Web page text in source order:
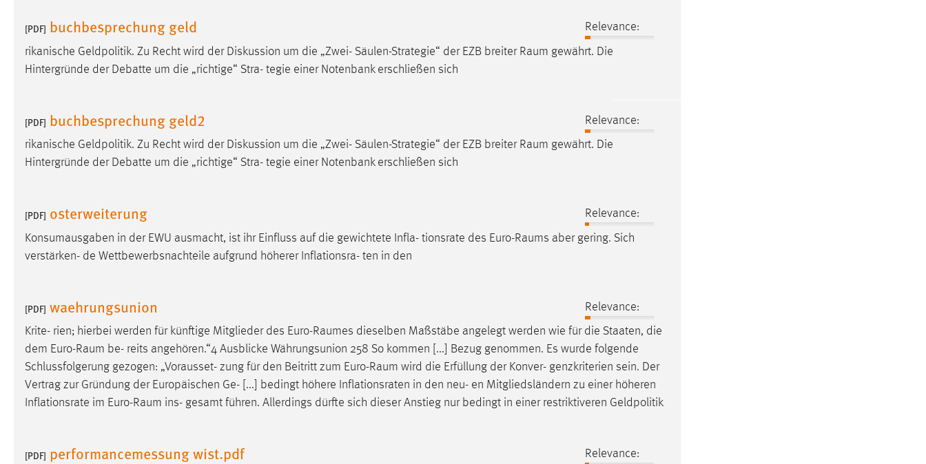
[PDF] buchbesprechung geld
Relevance:
rikanische Geldpolitik. Zu Recht wird der Diskussion um die „Zwei- Säulen-Strategie“ der EZB breiter Raum gewährt. Die
Hintergründe der Debatte um die „richtige“ Stra- tegie einer Notenbank erschließen sich
[PDF] buchbesprechung geld2
Relevance:
rikanische Geldpolitik. Zu Recht wird der Diskussion um die „Zwei- Säulen-Strategie“ der EZB breiter Raum gewährt. Die
Hintergründe der Debatte um die „richtige“ Stra- tegie einer Notenbank erschließen sich
[PDF] osterweiterung
Relevance:
Konsumausgaben in der EWU ausmacht, ist ihr Einfluss auf die gewichtete Infla- tionsrate des Euro-Raums aber gering. Sich
verstärken- de Wettbewerbsnachteile aufgrund höherer Inflationsra- ten in den
[PDF] waehrungsunion
Relevance:
Krite- rien; hierbei werden für künftige Mitglieder des Euro-Raumes dieselben Maßstäbe angelegt werden wie für die Staaten, die
dem Euro-Raum be- reits angehören.“4 Ausblicke Währungsunion 258 So kommen [...] Bezug genommen. Es wurde folgende
Schlussfolgerung gezogen: „Vorausset- zung für den Beitritt zum Euro-Raum wird die Erfüllung der Konver- genzkriterien sein. Der
Vertrag zur Gründung der Europäischen Ge- [...] bedingt höhere Inflationsraten in den neu- en Mitgliedsländern zu einer höheren
Inflationsrate im Euro-Raum ins- gesamt führen. Allerdings dürfte sich dieser Anstieg nur bedingt in einer restriktiveren Geldpolitik
[PDF] performancemessung wist.pdf
Relevance: